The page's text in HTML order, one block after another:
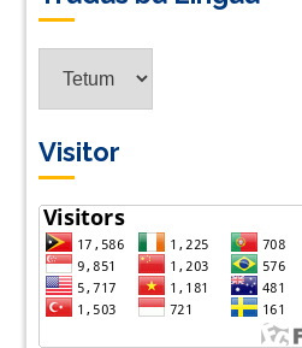
Visitor